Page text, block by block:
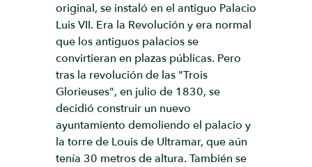
original, se instaló en el antiguo Palacio
Luis VII. Era la Revolución y era normal
que los antiguos palacios se
convirtieran en plazas públicas. Pero
tras la revolución de las "Trois
Glorieuses", en julio de 1830, se
decidió construir un nuevo
ayuntamiento demoliendo el palacio y
la torre de Louis de Ultramar, que aún
tenía 30 metros de altura. También se